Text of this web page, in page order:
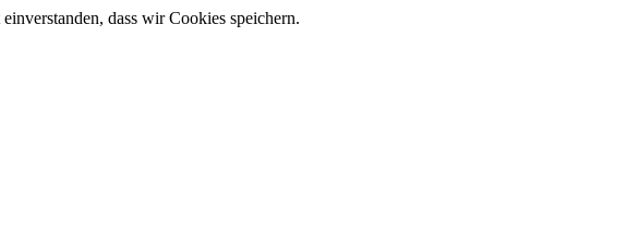
dass wir Cookies speichern.